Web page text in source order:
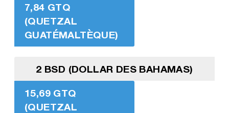
7,84 GTQ
(QUETZAL
GUATÉMALTÈQUE)
2 BSD (DOLLAR DES BAHAMAS)
15,69 GTQ
(QUETZAL